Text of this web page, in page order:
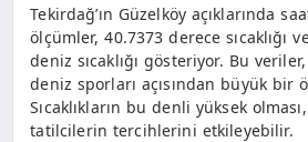
Tekirdağ’ın Güzelköy açıklarında
ölçümler, 40.7373 derece sıcaklığı
deniz sıcaklığı gösteriyor. Bu
deniz sporları açısından büyük bir
Sıcaklıkların bu denli yüksek
tatilcilerin tercihlerini etkileyebilir.